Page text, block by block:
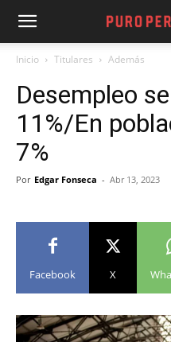
Inicio Titulares Además
Desempleo
11%/En
7%
Por Edgar Fonseca - Abr 13, 2023
Facebook X